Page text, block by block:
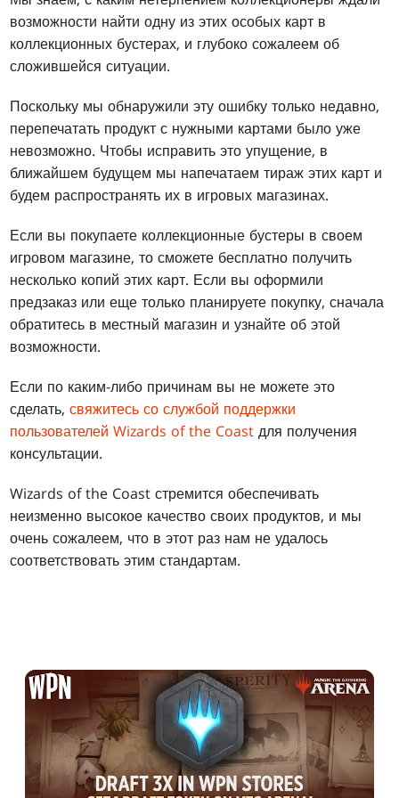
возможности найти одну из этих особых карт в
коллекционных бустерах, и глубоко сожалеем об
сложившейся ситуации.
Поскольку мы обнаружили эту ошибку только недавно,
перепечатать продукт с нужными картами было уже
невозможно. Чтобы исправить это упущение, в
ближайшем будущем мы напечатаем тираж этих карт и
будем распространять их в игровых магазинах.
Если вы покупаете коллекционные бустеры в своем
игровом магазине, то сможете бесплатно получить
несколько копий этих карт. Если вы оформили
предзаказ или еще только планируете покупку, сначала
обратитесь в местный магазин и узнайте об этой
возможности.
Если по каким-либо причинам вы не можете это
сделать,свяжитесь со службой поддержки
пользователей Wizards of the Coast для получения
консультации.
Wizards of the Coast стремится обеспечивать
неизменно высокое качество своих продуктов, и мы
очень сожалеем, что в этот раз нам не удалось
соответствовать этим стандартам.